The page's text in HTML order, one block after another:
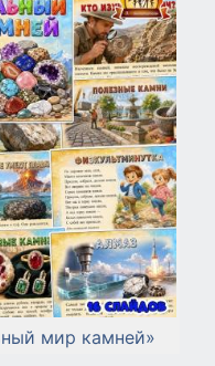
мир камней»